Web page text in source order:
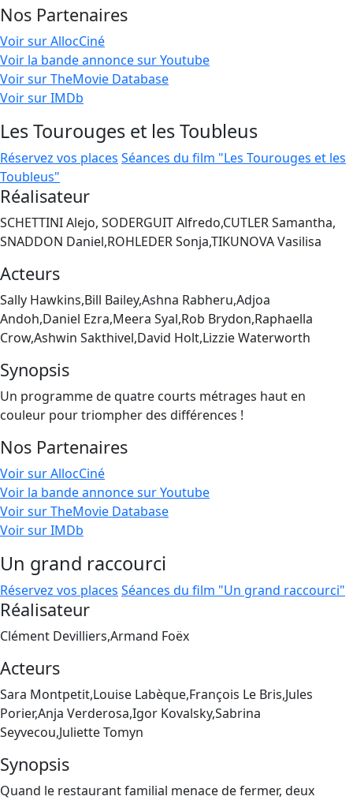
Nos Partenaires
Voir sur AllocCiné
Voir la bande annonce sur Youtube
Voir sur TheMovie Database
Voir sur IMDb
Les Tourouges et les Toubleus
Réservez vos places Séances du film "Les Tourouges et les
Toubleus"
Réalisateur
SCHETTINI Alejo, SODERGUIT Alfredo,CUTLER Samantha,
SNADDON Daniel,ROHLEDER Sonja,TIKUNOVA Vasilisa
Acteurs
Sally Hawkins,Bill Bailey,Ashna Rabheru,Adjoa
Andoh,Daniel Ezra,Meera Syal,Rob Brydon,Raphaella
Crow,Ashwin Sakthivel,David Holt,Lizzie Waterworth
Synopsis
Un programme de quatre courts métrages haut en
couleur pour triompher des différences !
Nos Partenaires
Voir sur AllocCiné
Voir la bande annonce sur Youtube
Voir sur TheMovie Database
Voir sur IMDb
Un grand raccourci
Réservez vos places Séances du film "Un grand raccourci"
Réalisateur
Clément Devilliers,Armand Foëx
Acteurs
Sara Montpetit,Louise Labèque,François Le Bris,Jules
Porier,Anja Verderosa,Igor Kovalsky,Sabrina
Seyvecou,Juliette Tomyn
Synopsis
Quand le restaurant familial menace de fermer, deux